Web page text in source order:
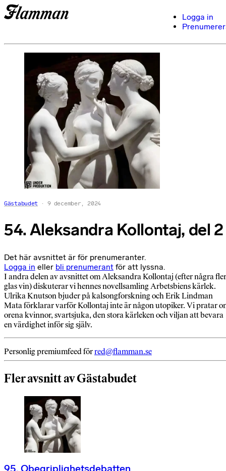
Logga in
Gästabudet 9 december, 2024
54. Aleksandra Kollontaj, del 2
Det här avsnittet är för prenumeranter.
Logga in eller bli prenumerant för att lyssna.
I andra delen av avsnittet om Aleksandra Kollontaj (efter några fler
glas vin) diskuterar vi hennes novellsamling Arbetsbiens kärlek.
Ulrika Knutson bjuder på kalsongforskning och Erik Lindman
Mata förklarar varför Kollontaj inte är någon utopiker. Vi pratar
orena kvinnor, svartsjuka, den stora kärleken och viljan att bevara
en värdighet inför sig själv.
Personlig premiumfeed förred@flamman.se
Fler avsnitt av Gästabudet